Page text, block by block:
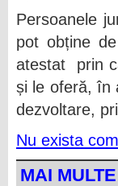
Persoanele
pot obține
atestat prin
și le oferă, în
dezvoltare,
Nu exista
MAI